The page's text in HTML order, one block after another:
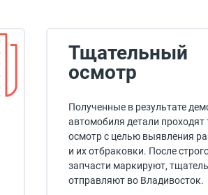
Тщательный
осмотр
Полученные в результате
автомобиля детали
осмотр с целью выявления
и их отбраковки. После
запчасти маркируют,
отправляют во Владивосток.